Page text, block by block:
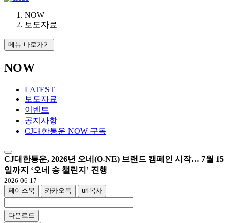
NOW
보도자료
메뉴 바로가기
NOW
LATEST
보도자료
이벤트
공지사항
CJ대한통운 NOW 구독
CJ대한통운, 2026년 오네(O-NE) 브랜드 캠페인 시작… 7월 15
일까지 ‘오네 송 챌린지’ 진행
2026-06-17
페이스북
카카오톡 url복사
다운로드